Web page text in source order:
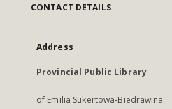
CONTACT DETAILS
Address
Provincial Public Library
of Emilia Sukertowa-Biedrawina